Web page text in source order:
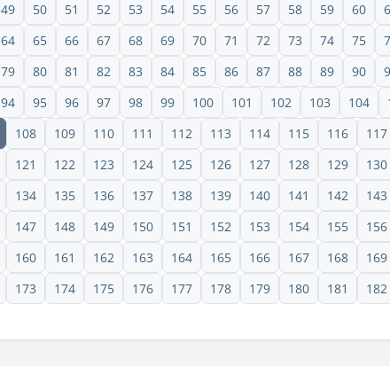
49 50 51 52 53 54 55 56 57 58 59 60
64 65 66 67 68 69 70 71 72 73 74 75
79 80 81 82 83 84 85 86 87 88 89 90
94 95 96 97 98 99 100 101 102 103 104
108 109 110 111 112 113 114 115 116 117
121 122 123 124 125 126 127 128 129 130
134 135 136 137 138 139 140 141 142 143
147 148 149 150 151 152 153 154 155 156
160 161 162 163 164 165 166 167 168 169
173 174 175 176 177 178 179 180 181 182